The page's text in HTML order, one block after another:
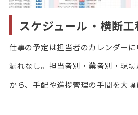
スケジュール・横断工
仕事の予定は担当者のカレンダー
漏れなし。担当者別・業者別・現
から、手配や進捗管理の手間を大幅